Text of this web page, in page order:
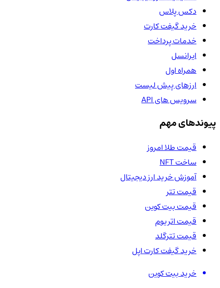
دکس پلاس
خرید گیفت کارت
خدمات پرداخت
ایرانسل
همراه اول
ارزهای پیش لیست
سرویس های API
پیوندهای مهم
قیمت طلا امروز
ساخت NFT
آموزش خرید ارز دیجیتال
قیمت تتر
قیمت بیت کوین
قیمت اتریوم
قیمت تترگلد
خرید گیفت کارت اپل
خرید بیت کوین